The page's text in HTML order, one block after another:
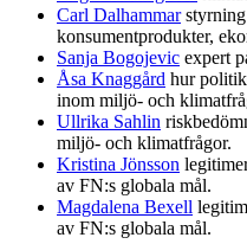
Carl Dalhammar
konsumentprodukter,
Sanja Bogojevic expert
Åsa Knaggård hur
inom miljö- och
Ullrika Sahlin
miljö- och klimatfrågor.
Kristina Jönsson
av FN:s globala mål.
Magdalena Bexell
av FN:s globala mål.